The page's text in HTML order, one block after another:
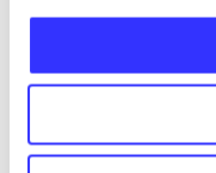
...